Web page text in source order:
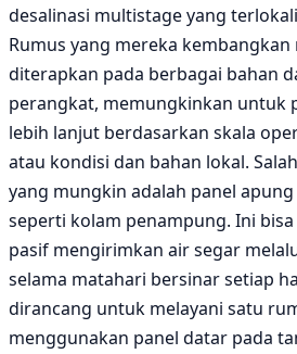
desalinasi multistage yang
Rumus yang mereka
diterapkan pada berbagai bahan
perangkat, memungkinkan untuk
lebih lanjut berdasarkan skala
atau kondisi dan bahan lokal.
yang mungkin adalah panel
seperti kolam penampung. Ini
pasif mengirimkan air segar
selama matahari bersinar setiap
dirancang untuk melayani satu
menggunakan panel datar pada